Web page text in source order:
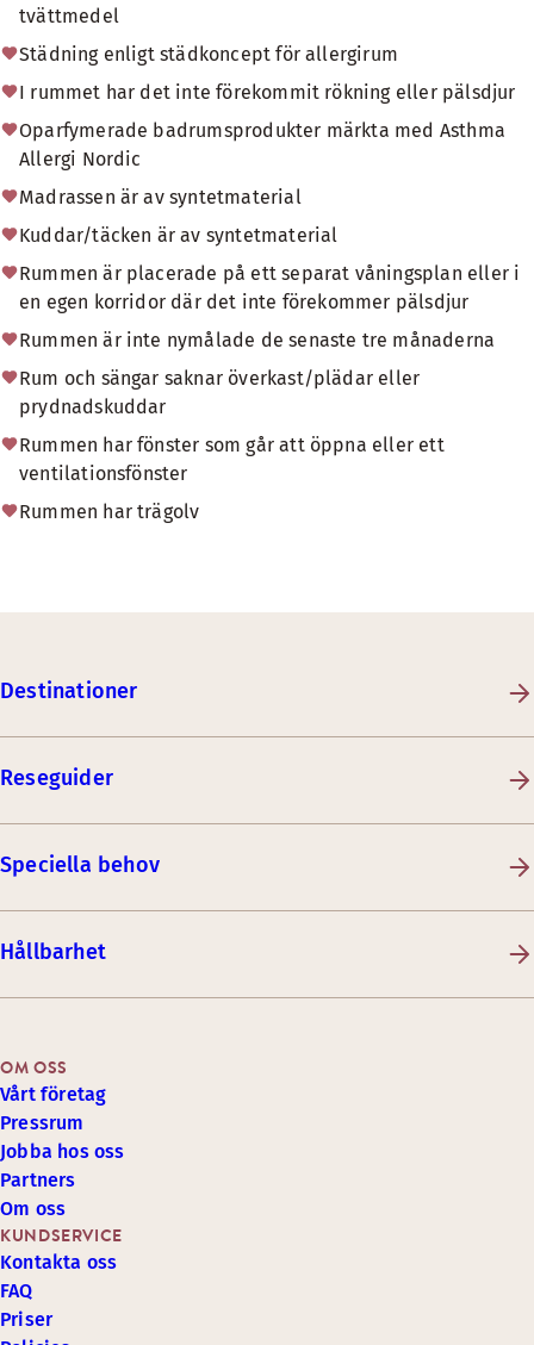
tvättmedel
Städning enligt städkoncept för allergirum
I rummet har det inte förekommit rökning eller pälsdjur
Oparfymerade badrumsprodukter märkta med Asthma
Allergi Nordic
Madrassen är av syntetmaterial
Kuddar/täcken är av syntetmaterial
Rummen är placerade på ett separat våningsplan eller i
en egen korridor där det inte förekommer pälsdjur
Rummen är inte nymålade de senaste tre månaderna
Rum och sängar saknar överkast/plädar eller
prydnadskuddar
Rummen har fönster som går att öppna eller ett
ventilationsfönster
Rummen har trägolv
Destinationer
Reseguider
Speciella behov
Hållbarhet
KUNDSERVICE
Kontakta oss
FAQ
Priser
OM OSS
Vårt företag
Pressrum
Jobba hos oss
Partners
Om oss